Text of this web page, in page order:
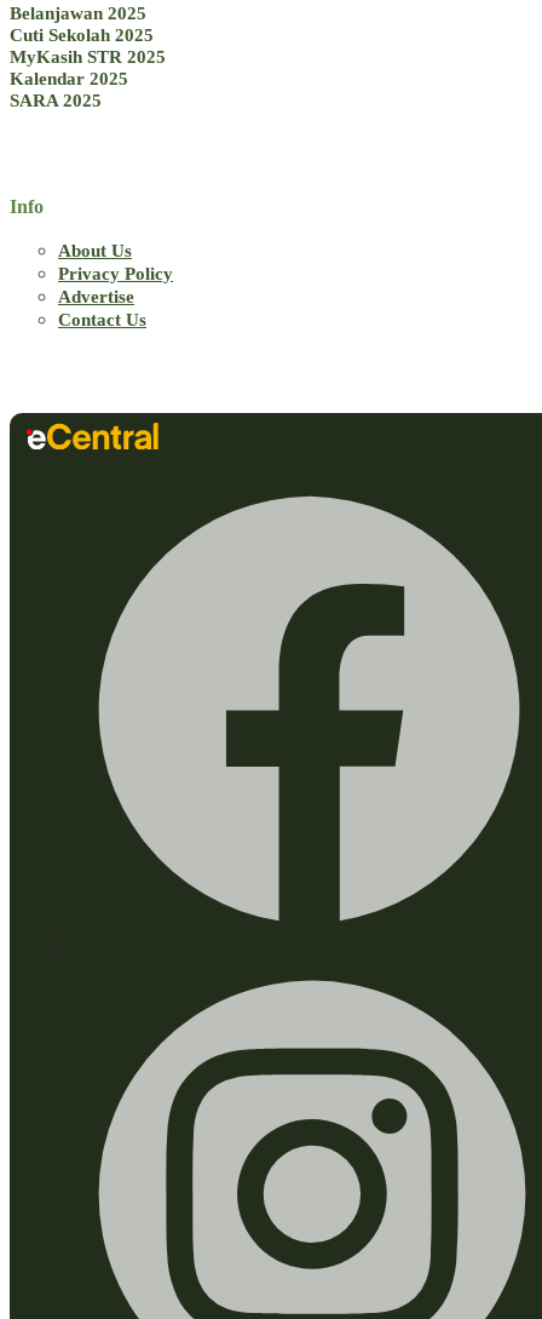
Belanjawan 2025
Cuti Sekolah 2025
MyKasih STR 2025
Kalendar 2025
SARA 2025
Info
About Us
Privacy Policy
Advertise
Contact Us